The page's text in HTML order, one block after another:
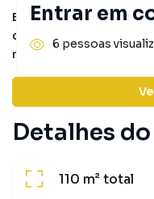
Este imóvel não está
conferir outros em
receber mais
Detalhes
110 m²total
Entrar em
6 pessoas